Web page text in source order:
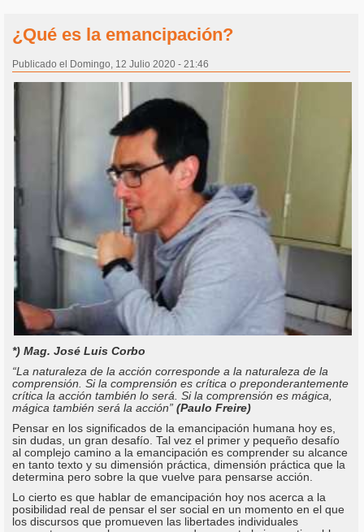
¿Qué es la emancipación?
Publicado el Domingo, 12 Julio 2020 - 21:46
*) Mag. José Luis Corbo
“La naturaleza de la acción corresponde a la naturaleza de la
comprensión. Si la comprensión es crítica o preponderantemente
crítica la acción también lo será. Si la comprensión es mágica,
mágica también será la acción” (Paulo Freire)
Pensar en los significados de la emancipación humana hoy es,
sin dudas, un gran desafío. Tal vez el primer y pequeño desafío
al complejo camino a la emancipación es comprender su alcance
en tanto texto y su dimensión práctica, dimensión práctica que la
determina pero sobre la que vuelve para pensarse acción.
Lo cierto es que hablar de emancipación hoy nos acerca a la
posibilidad real de pensar el ser social en un momento en el que
los discursos que promueven las libertades individuales